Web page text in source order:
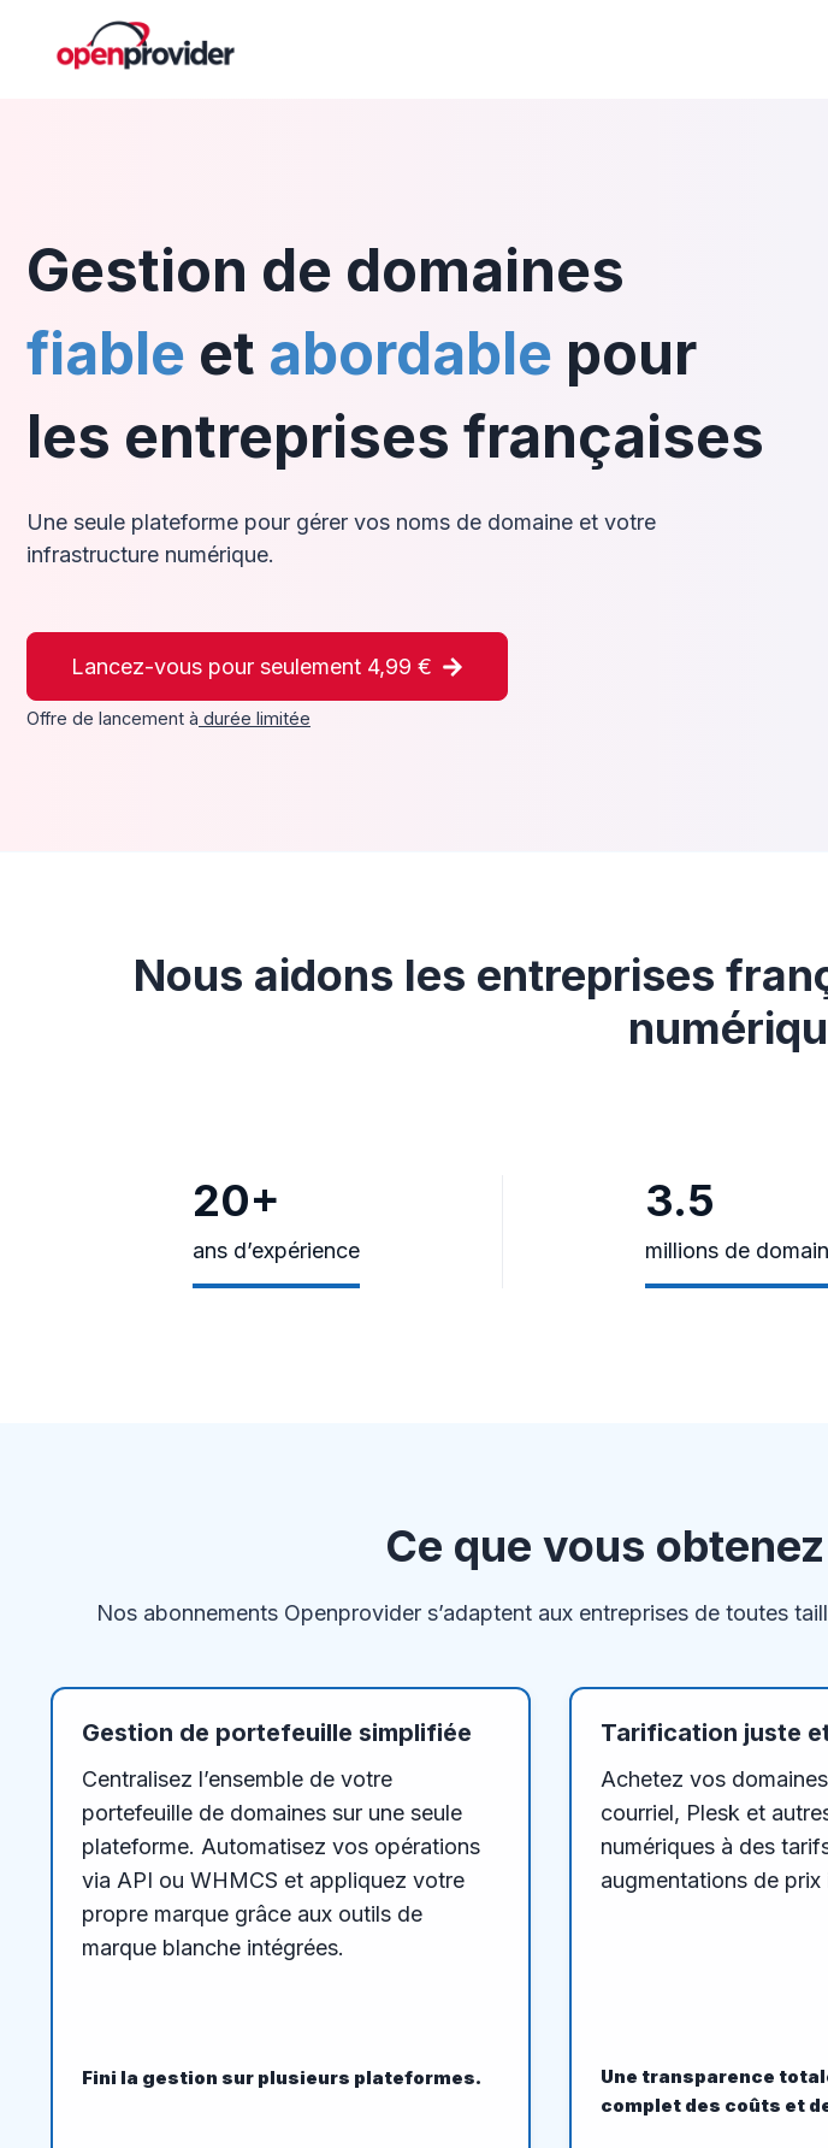
Gestion de domaines
fiable et abordable pour
les entreprises françaises
Une seule plateforme pour gérer vos noms de domaine et votre
infrastructure numérique.
Lancez-vous pour seulement 4,99 €
Offre de lancement à durée limitée
Nous aidons les entreprises
20+
ans d’expérience
3.5
millions de
Ce que vous
Nos abonnements Openprovider s’adaptent aux entreprises de toutes
Gestion de portefeuille simplifiée
Centralisez l’ensemble de votre
portefeuille de domaines sur une seule
plateforme. Automatisez vos opérations
via API ou WHMCS et appliquez votre
propre marque grâce aux outils de
marque blanche intégrées.
Fini la gestion sur plusieurs plateformes.
Tarification juste
Achetez vos
courriel, Plesk et
numériques à des
augmentations de prix
Une transparence
complet des coûts et